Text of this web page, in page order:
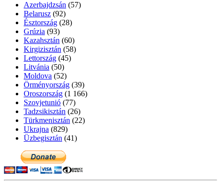
Azerbajdzsán (57)
Belarusz (92)
Észtország (28)
Grúzia (93)
Kazahsztán (60)
Kirgizisztán (58)
Lettország (45)
Litvánia (50)
Moldova (52)
Örményország (39)
Oroszország (1 166)
Szovjetunió (77)
Tadzsikisztán (26)
Türkmenisztán (22)
Ukrajna (829)
Üzbegisztán (41)